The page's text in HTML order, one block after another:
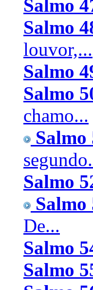
Salmo
Salmo
louvor,...
Salmo
Salmo
chamo...
Salmo
Salmo
Salmo
De...
Salmo
Salmo